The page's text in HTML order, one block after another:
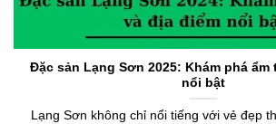
Đặc sản Lạng Sơn 2025: Khám phá ẩm
nổi bật
Lạng Sơn không chỉ nổi tiếng với vẻ đẹp